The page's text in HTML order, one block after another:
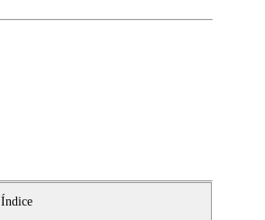
Índice